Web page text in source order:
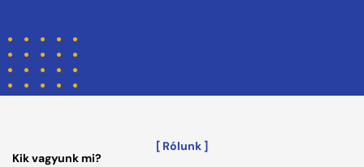
[ Rólunk ]
Kik vagyunk mi?